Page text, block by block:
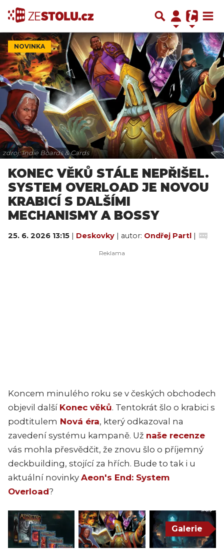
NOVINKA
zdroj: Indie Boards & Cards
KONEC VĚKŮ STÁLE NEPŘIŠEL.
SYSTEM OVERLOAD JE NOVOU
KRABICÍ S DALŠÍMI
MECHANISMY A BOSSY
25. 6. 2026 13:15 | Deskovky | autor: Ondřej Partl |
Koncem minulého roku se v českých obchodech
objevil další Konec věků. Tentokrát šlo o krabici s
podtitulem Nová éra, který odkazoval na
zavedení systému kampaně. Už naše recenze
vás mohla přesvědčit, že znovu šlo o příjemný
deckbuilding, stojící za hřích. Bude to tak i u
aktuální novinky Aeon's End: System
Overload?
Galerie